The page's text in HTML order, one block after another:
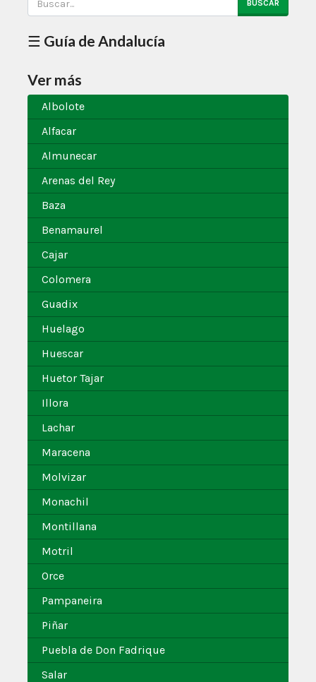
BUSCAR
☰ Guía de Andalucía
Ver más
Albolote
Alfacar
Almunecar
Arenas del Rey
Baza
Benamaurel
Cajar
Colomera
Guadix
Huelago
Huescar
Huetor Tajar
Illora
Lachar
Maracena
Molvizar
Monachil
Montillana
Motril
Orce
Pampaneira
Piñar
Puebla de Don Fadrique
Salar